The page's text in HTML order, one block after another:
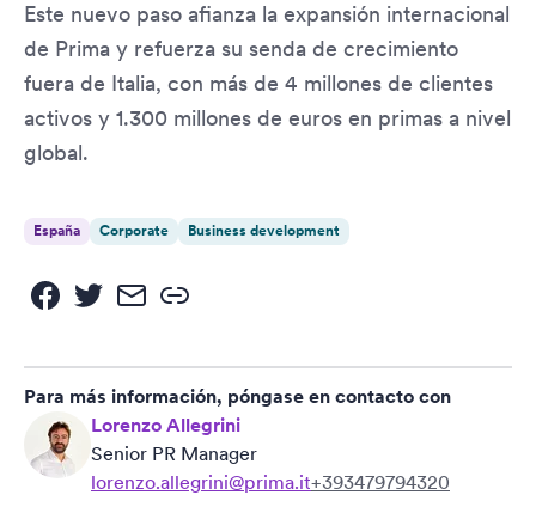
Este nuevo paso afianza la expansión internacional
de Prima y refuerza su senda de crecimiento
fuera de Italia, con más de 4 millones de clientes
activos y 1.300 millones de euros en primas a nivel
global.
España Corporate Business development
Para más información, póngase en contacto con
Lorenzo Allegrini
Senior PR Manager
lorenzo.allegrini@prima.it+393479794320